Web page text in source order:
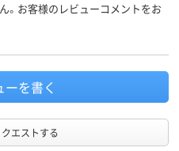
。お客様のレビューコメントをお
ーを書く
エストする